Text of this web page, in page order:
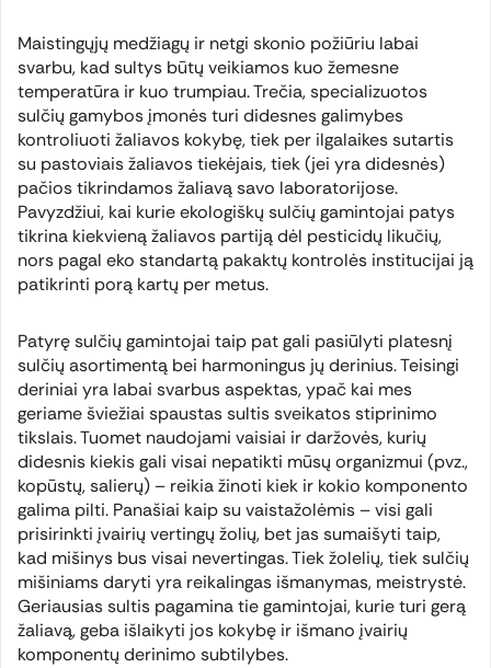
Maistingųjų medžiagų ir netgi skonio požiūriu labai
svarbu, kad sultys būtų veikiamos kuo žemesne
temperatūra ir kuo trumpiau. Trečia, specializuotos
sulčių gamybos įmonės turi didesnes galimybes
kontroliuoti žaliavos kokybę, tiek per ilgalaikes sutartis
su pastoviais žaliavos tiekėjais, tiek (jei yra didesnės)
pačios tikrindamos žaliavą savo laboratorijose.
Pavyzdžiui, kai kurie ekologiškų sulčių gamintojai patys
tikrina kiekvieną žaliavos partiją dėl pesticidų likučių,
nors pagal eko standartą pakaktų kontrolės institucijai ją
patikrinti porą kartų per metus.
Patyrę sulčių gamintojai taip pat gali pasiūlyti platesnį
sulčių asortimentą bei harmoningus jų derinius. Teisingi
deriniai yra labai svarbus aspektas, ypač kai mes
geriame šviežiai spaustas sultis sveikatos stiprinimo
tikslais. Tuomet naudojami vaisiai ir daržovės, kurių
didesnis kiekis gali visai nepatikti mūsų organizmui (pvz.,
kopūstų, salierų) – reikia žinoti kiek ir kokio komponento
galima pilti. Panašiai kaip su vaistažolėmis – visi gali
prisirinkti įvairių vertingų žolių, bet jas sumaišyti taip,
kad mišinys bus visai nevertingas. Tiek žolelių, tiek sulčių
mišiniams daryti yra reikalingas išmanymas, meistrystė.
Geriausias sultis pagamina tie gamintojai, kurie turi gerą
žaliavą, geba išlaikyti jos kokybę ir išmano įvairių
komponentų derinimo subtilybes.